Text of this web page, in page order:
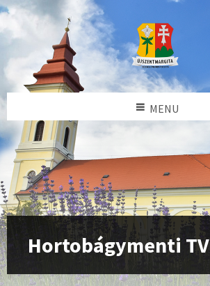
MENU
Hortobágymenti TV